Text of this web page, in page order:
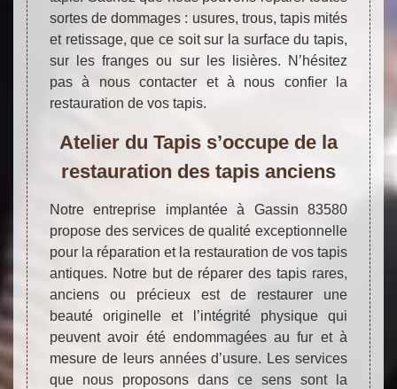
sortes de dommages : usures, trous, tapis mités
et retissage, que ce soit sur la surface du tapis,
sur les franges ou sur les lisières. N’hésitez
pas à nous contacter et à nous confier la
restauration de vos tapis.
Atelier du Tapis s’occupe de la
restauration des tapis anciens
Notre entreprise implantée à Gassin 83580
propose des services de qualité exceptionnelle
pour la réparation et la restauration de vos tapis
antiques. Notre but de réparer des tapis rares,
anciens ou précieux est de restaurer une
beauté originelle et l’intégrité physique qui
peuvent avoir été endommagées au fur et à
mesure de leurs années d’usure. Les services
que nous proposons dans ce sens sont la